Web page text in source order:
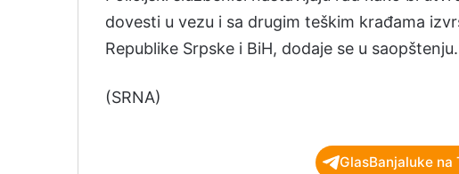
dovesti u vezu i sa drugim teškim krađama
Republike Srpske i BiH, dodaje se u saopštenju.
(SRNA)
GlasBanjaluke na